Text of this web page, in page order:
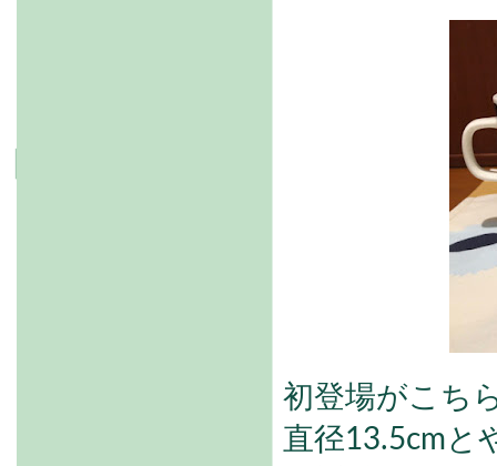
初登場がこち
直径13.5cmと